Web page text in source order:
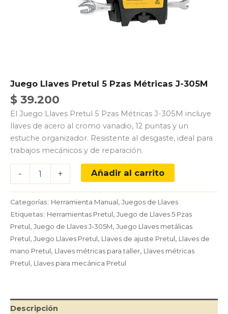
Juego Llaves Pretul 5 Pzas Métricas J-305M
$ 39.200
El Juego Llaves Pretul 5 Pzas Métricas J-305M incluye
llaves de acero al cromo vanadio, 12 puntas y un
estuche organizador. Resistente al desgaste, ideal para
trabajos mecánicos y de reparación.
-
5
Métricas
J-
305M
cantidad
+ Añadir al carrito
Categorías: Herramienta Manual, Juegos de Llaves
Etiquetas: Herramientas Pretul, Juego de Llaves 5 Pzas
Pretul, Juego de Llaves J-305M, Juego Llaves metálicas
Pretul, Juego Llaves Pretul, Llaves de ajuste Pretul, Llaves de
mano Pretul, Llaves métricas para taller, Llaves métricas
Pretul, Llaves para mecánica Pretul
Descripción